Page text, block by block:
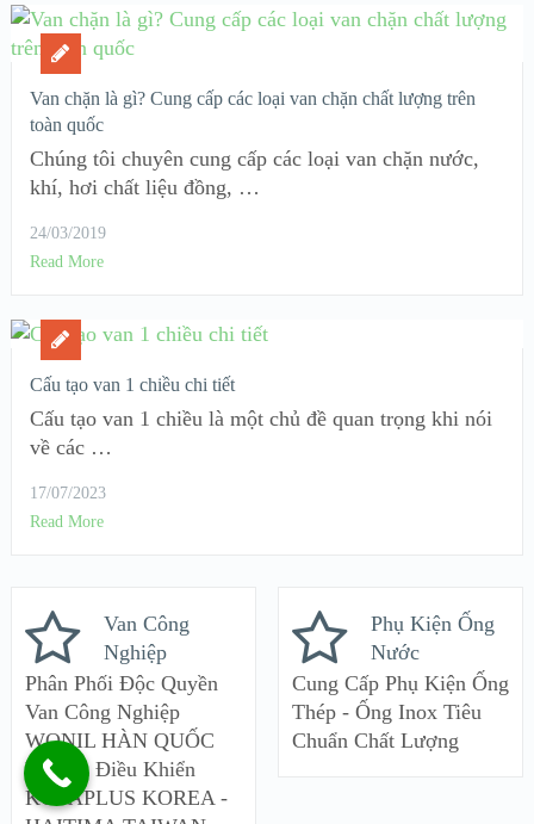
Van chặn là gì? Cung cấp các loại van chặn chất lượng trên
toàn quốc
Chúng tôi chuyên cung cấp các loại van chặn nước,
khí, hơi chất liệu đồng, …
24/03/2019
Read More
Cấu tạo van 1 chiều chi tiết
Cấu tạo van 1 chiều là một chủ đề quan trọng khi nói
về các …
17/07/2023
Read More
Van Công
Nghiệp
Phân Phối Độc Quyền
Van Công Nghiệp
WONIL HÀN QUỐC
Và Van Điều Khiển
KOSAPLUS KOREA -
Phụ Kiện Ống
Nước
Cung Cấp Phụ Kiện Ống
Thép - Ống Inox Tiêu
Chuẩn Chất Lượng